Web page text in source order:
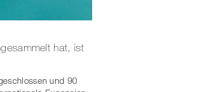
hat, ist
und 90